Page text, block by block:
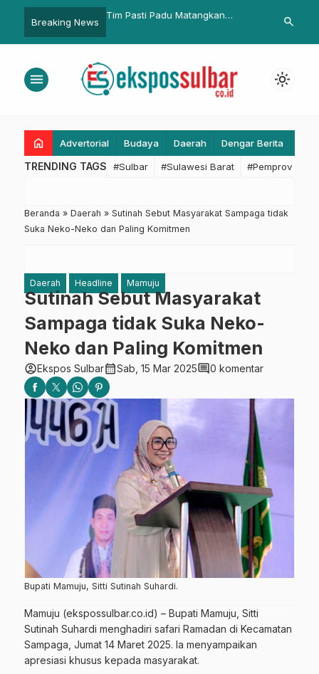
Breaking News
Pos
di RSUD Mamuju
Maulid Nabi di Sapota, Suhardi
Pendidikan Tanpa Kekerasan
‘KPU Goes
search
menu light_mode
home Advertorial Budaya Daerah Dengar Berita
TRENDING TAGS #Sulbar #Sulawesi Barat #Pemprov
Beranda » Daerah » Sutinah Sebut Masyarakat Sampaga tidak
Suka Neko-Neko dan Paling Komitmen
Daerah Headline Mamuju
Sutinah Sebut Masyarakat
Sampaga tidak Suka Neko-
Neko dan Paling Komitmen
account_circleEkspos Sulbarcalendar_monthSab, 15 Mar 2025comment0 komentar
Bupati Mamuju, Sitti Sutinah Suhardi.
Mamuju (ekspossulbar.co.id) – Bupati Mamuju, Sitti
Sutinah Suhardi menghadiri safari Ramadan di Kecamatan
Sampaga, Jumat 14 Maret 2025. Ia menyampaikan
apresiasi khusus kepada masyarakat.